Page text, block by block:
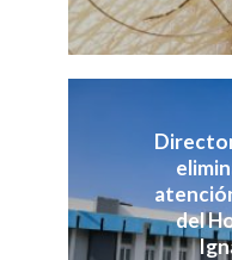
del